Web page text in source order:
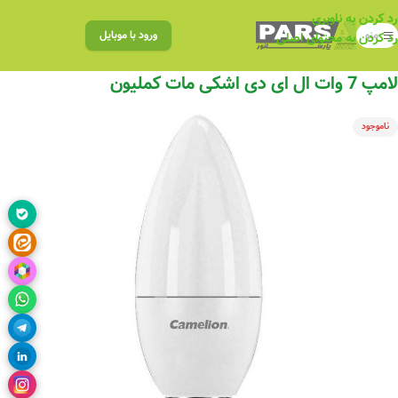
رد کردن به ناوبری
رد کردن به محتوای اصلی
منو ورود با موبایل
لامپ 7 وات ال ای دی اشکی مات کملیون
ناموجود